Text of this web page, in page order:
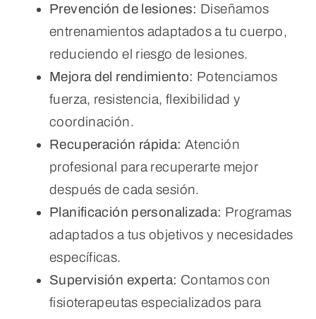
Prevención de lesiones: Diseñamos
entrenamientos adaptados a tu cuerpo,
reduciendo el riesgo de lesiones.
Mejora del rendimiento: Potenciamos
fuerza, resistencia, flexibilidad y
coordinación.
Recuperación rápida: Atención
profesional para recuperarte mejor
después de cada sesión.
Planificación personalizada: Programas
adaptados a tus objetivos y necesidades
específicas.
Supervisión experta: Contamos con
fisioterapeutas especializados para